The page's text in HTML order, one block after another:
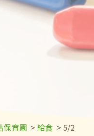
保育園 > 給食 > 5/2